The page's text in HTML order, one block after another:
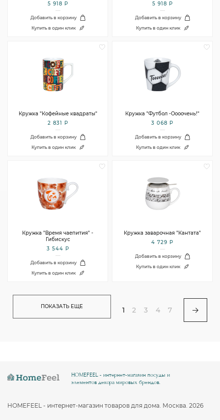
5 918 Р
Добавить в корзину
Купить в один клик
5 918 Р
Добавить в корзину
Купить в один клик
Кружка "Кофейные квадраты"
2 831 Р
Добавить в корзину
Купить в один клик
Кружка "Футбол -Оооочень!"
3 068 Р
Добавить в корзину
Купить в один клик
Кружка "Время чаепития" -
Гибискус
3 544 Р
Добавить в корзину
Купить в один клик
Кружка заварочная "Кантата"
4 729 Р
Добавить в корзину
Купить в один клик
ПОКАЗАТЬ ЕЩЕ 1 2 3 4 7
HOMEFEEL - интернет-магазин посуды и
элементов декора мировых брендов.
HOMEFEEL - интернет-магазин товаров для дома. Москва. 2026